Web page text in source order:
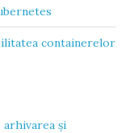
containerelor
și